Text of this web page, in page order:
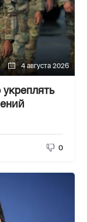
4 августа 2026
0